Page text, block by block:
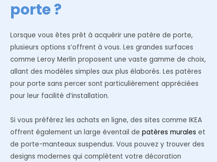
porte ?
Lorsque vous êtes prêt à acquérir une patère de porte,
plusieurs options s’offrent à vous. Les grandes surfaces
comme Leroy Merlin proposent une vaste gamme de choix,
allant des modèles simples aux plus élaborés. Les patères
pour porte sans percer sont particulièrement appréciées
pour leur facilité d’installation.
Si vous préférez les achats en ligne, des sites comme IKEA
offrent également un large éventail depatères murales et
de porte-manteaux suspendus. Vous pouvez y trouver des
designs modernes qui complètent votre décoration